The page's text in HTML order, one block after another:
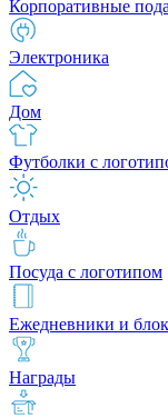
Корпоративные
Электроника
Дом
Футболки с
Отдых
Посуда с логотипом
Ежедневники и
Награды